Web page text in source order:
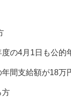
の4月1日も公的
間支給額が18万
方